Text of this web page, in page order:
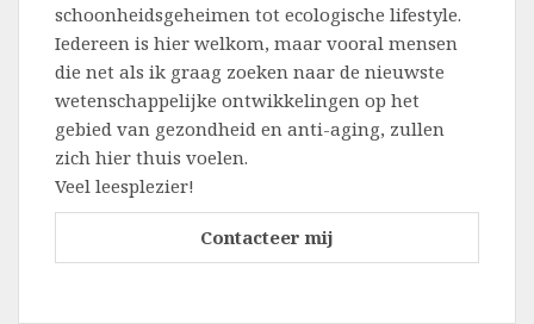
schoonheidsgeheimen tot ecologische lifestyle.
Iedereen is hier welkom, maar vooral mensen
die net als ik graag zoeken naar de nieuwste
wetenschappelijke ontwikkelingen op het
gebied van gezondheid en anti-aging, zullen
zich hier thuis voelen.
Veel leesplezier!
Contacteer mij